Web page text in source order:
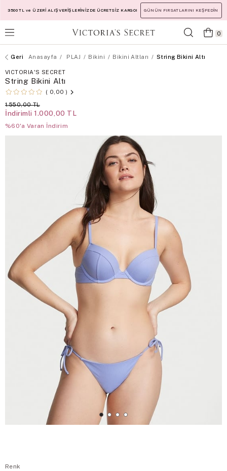
3500 TL ve ÜZERİ ALIŞVERİŞLERİNİZDE ÜCRETSİZ KARGO! GÜNÜN FIRSATLARINI KEŞFEDİN
0
Anasayfa PLAJ Bikini Bikini Altları String Bikini Altı
VICTORIA'S SECRET
String Bikini Altı
0,00
1.550,00 TL
İndirimli 1.000,00 TL
%60'a Varan İndirim
Renk